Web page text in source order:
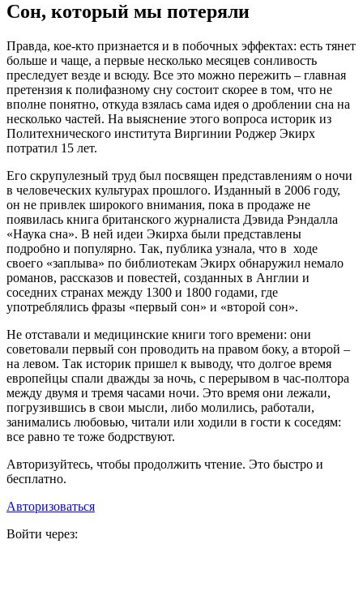
Сон, который мы потеряли
Правда, кое-кто признается и в побочных эффектах: есть тянет
больше и чаще, а первые несколько месяцев сонливость
преследует везде и всюду. Все это можно пережить – главная
претензия к полифазному сну состоит скорее в том, что не
вполне понятно, откуда взялась сама идея о дроблении сна на
несколько частей. На выяснение этого вопроса историк из
Политехнического института Виргинии Роджер Экирх
потратил 15 лет.
Его скрупулезный труд был посвящен представлениям о ночи
в человеческих культурах прошлого. Изданный в 2006 году,
он не привлек широкого внимания, пока в продаже не
появилась книга британского журналиста Дэвида Рэндалла
«Наука сна». В ней идеи Экирха были представлены
подробно и популярно. Так, публика узнала, что в ходе
своего «заплыва» по библиотекам Экирх обнаружил немало
романов, рассказов и повестей, созданных в Англии и
соседних странах между 1300 и 1800 годами, где
употреблялись фразы «первый сон» и «второй сон».
Не отставали и медицинские книги того времени: они
советовали первый сон проводить на правом боку, а второй –
на левом. Так историк пришел к выводу, что долгое время
европейцы спали дважды за ночь, с перерывом в час-полтора
между двумя и тремя часами ночи. Это время они лежали,
погрузившись в свои мысли, либо молились, работали,
занимались любовью, читали или ходили в гости к соседям:
все равно те тоже бодрствуют.
Авторизуйтесь, чтобы продолжить чтение. Это быстро и
бесплатно.
Авторизоваться
Войти через: